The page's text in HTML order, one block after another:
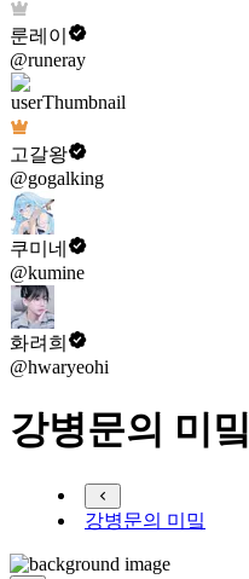
룬레이
@runeray
고갈왕
@gogalking
쿠미네
@kumine
화려희
@hwaryeohi
강병문의 미밐
강병문의 미밐